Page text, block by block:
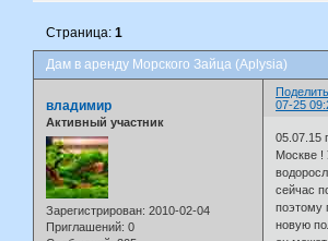
Дам в аренду Морского Зайца (Aplysia)
Страница:1
07-25
владимир
Активный участник
Зарегистрирован: 2010-02-04
Приглашений: 0
05.07.15
Москве !
сейчас
поэтому
новую